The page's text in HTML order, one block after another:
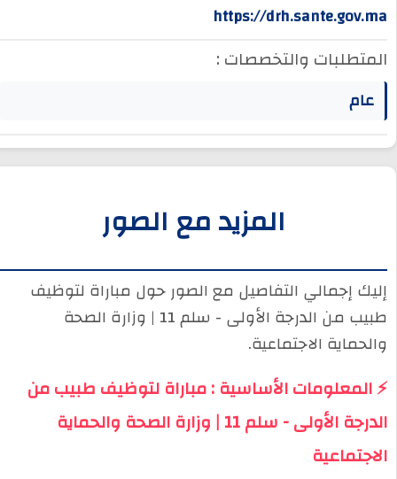
https://drh.sante.gov.ma
المتطلبات والتخصصات :
عام
المزيد مع الصور
إليك إجمالي التفاصيل مع الصور حول مباراة لتوظيف
طبيب من الدرجة الأولى - سلم 11 | وزارة الصحة
والحماية الاجتماعية.
⚡ المعلومات الأساسية : مباراة لتوظيف طبيب من
الدرجة الأولى - سلم 11 | وزارة الصحة والحماية
الاجتماعية